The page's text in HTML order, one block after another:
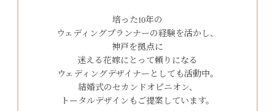
培った10年の
ウェディングプランナーの経験を活かし、
神戸を拠点に
迷える花嫁にとって頼りになる
ウェディングデザイナーとしても活動中。
結婚式のセカンドオピニオン、
トータルデザインもご提案しています。